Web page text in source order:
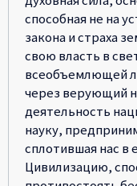
способная не на
закона и страха
свою власть в
всеобъемлющей
через верующий
деятельность
науку,
сплотившая нас
Цивилизацию,